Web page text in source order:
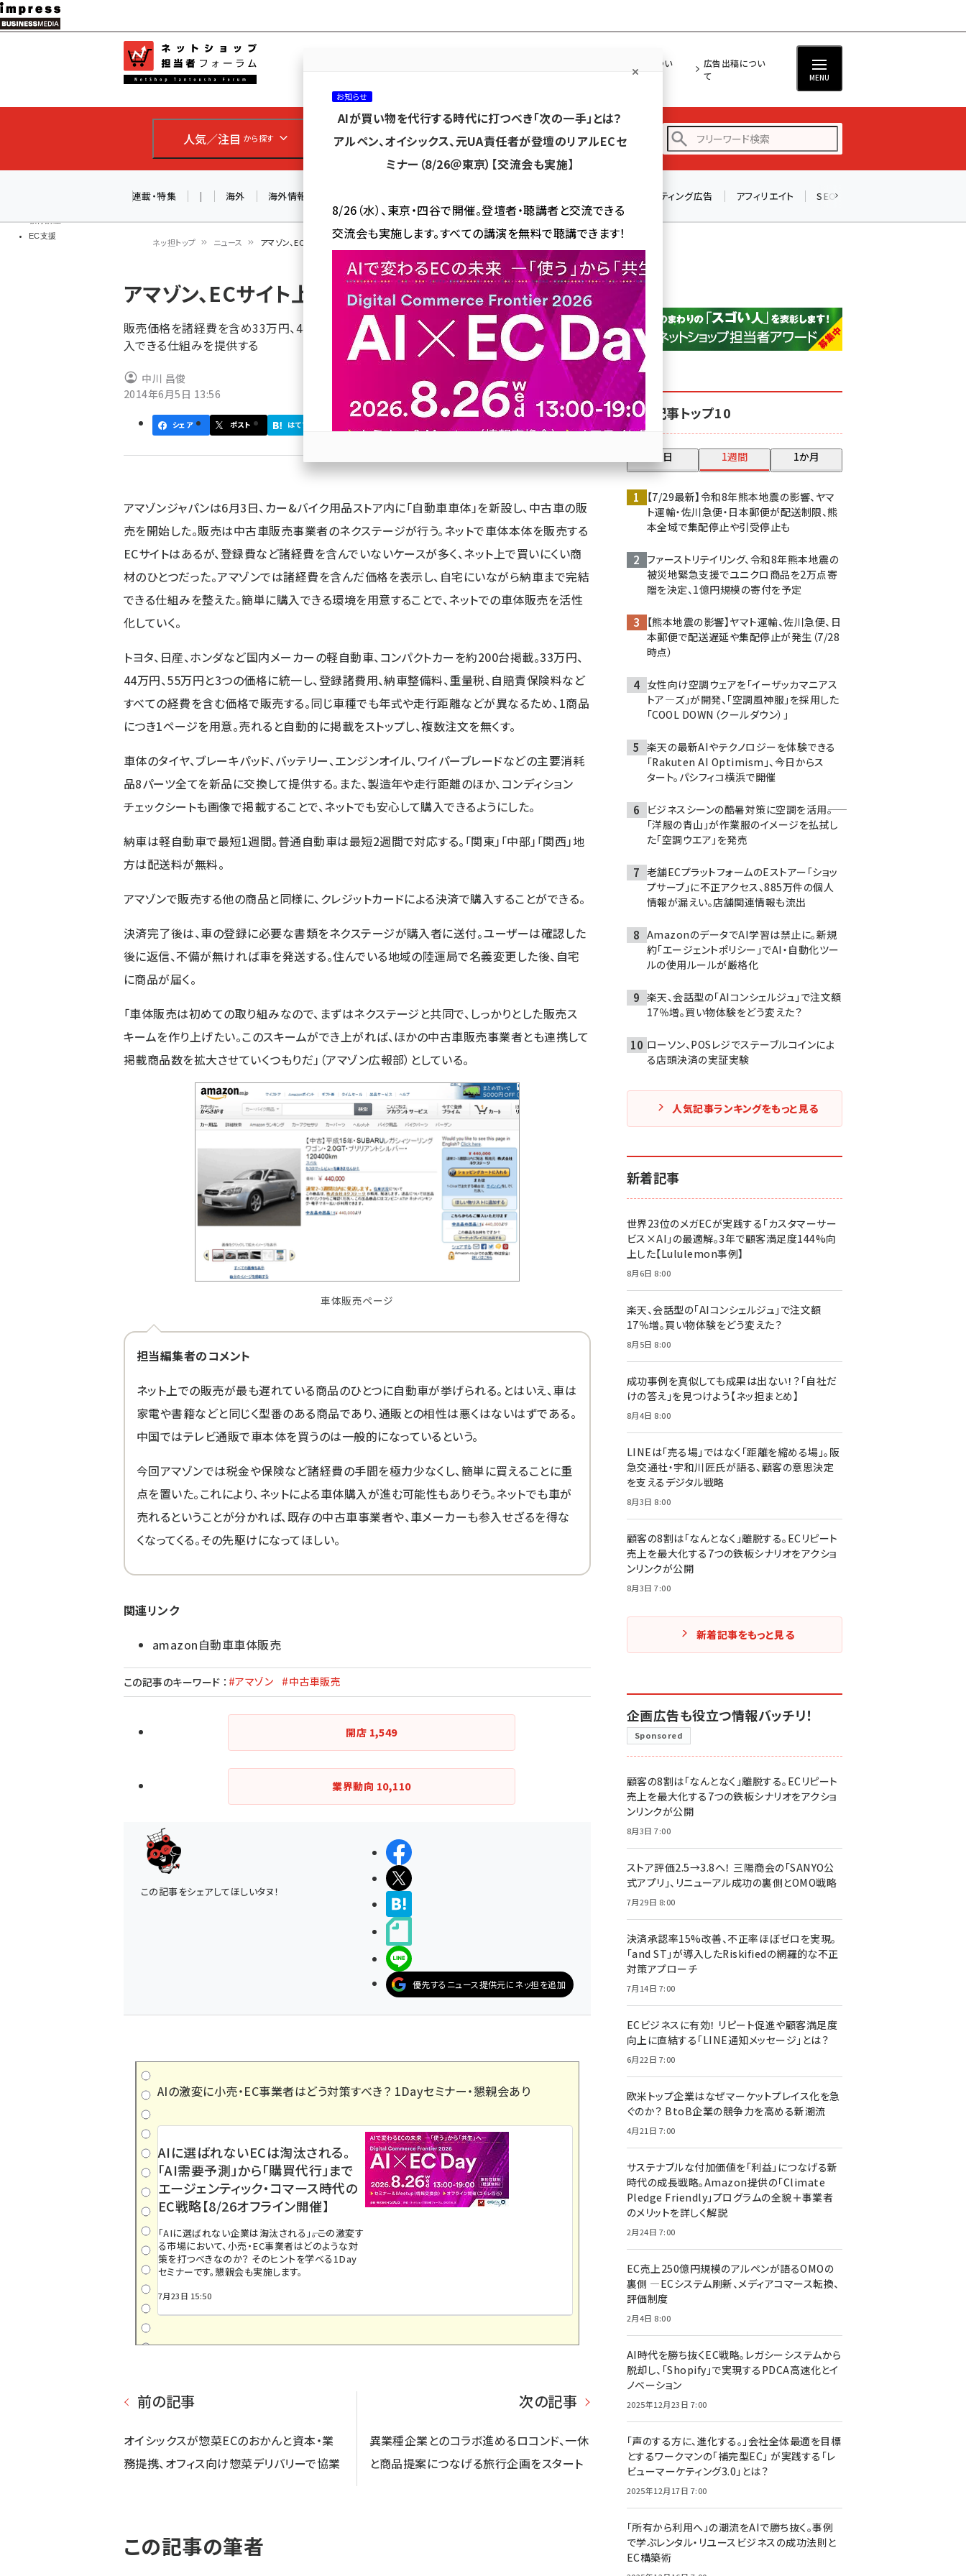
メ
イ
ン
ツ
移
教育講座
EC支援
ネッ担につい
広告出稿につい
て
MENU
人気／注目 から探す カテゴリ／種別 から探す セミナー／イベント から探す
アスクル (1119)
base (1071)
連載・特集 | 海外 海外情報 リスティング広告 アフィリエイト SEO
ン
く
ず
ネッ担トップ ニュース アマゾン、ECサイト上で中古車の販売を開始
アマゾン、ECサイト上で中古車の販売を開始
販売価格を諸経費を含め33万円、44万円、55万円の3つの金額に限定し、ネットでも簡単に購
入できる仕組みを提供する
中川 昌俊
2014年6月5日 13:56
シェア ポスト はてブ 優先するニュース提供元に追加
アマゾンジャパンは6月3日、カー&バイク用品ストア内に「自動車車体」を新設し、中古車の販
売を開始した。販売は中古車販売事業者のネクステージが行う。ネットで車体本体を販売する
ECサイトはあるが、登録費など諸経費を含んでいないケースが多く、ネット上で買いにくい商
材のひとつだった。アマゾンでは諸経費を含んだ価格を表示し、自宅にいながら納車まで完結
できる仕組みを整えた。簡単に購入できる環境を用意することで、ネットでの車体販売を活性
化していく。
トヨタ、日産、ホンダなど国内メーカーの軽自動車、コンパクトカーを約200台掲載。33万円、
44万円、55万円と3つの価格に統一し、登録諸費用、納車整備料、重量税、自賠責保険料など
すべての経費を含む価格で販売する。同じ車種でも年式や走行距離などが異なるため、1商品
につき1ページを用意。売れると自動的に掲載をストップし、複数注文を無くす。
車体のタイヤ、ブレーキパッド、バッテリー、エンジンオイル、ワイパーブレードなどの主要消耗
品8パーツ全てを新品に交換して提供する。また、製造年や走行距離のほか、コンディション
チェックシートも画像で掲載することで、ネットでも安心して購入できるようにした。
納車は軽自動車で最短1週間。普通自動車は最短2週間で対応する。「関東」「中部」「関西」地
方は配送料が無料。
アマゾンで販売する他の商品と同様に、クレジットカードによる決済で購入することができる。
決済完了後は、車の登録に必要な書類をネクステージが購入者に送付。ユーザーは確認した
後に返信、不備が無ければ車を発送する。住んでいる地域の陸運局で名義変更した後、自宅
に商品が届く。
「車体販売は初めての取り組みなので、まずはネクステージと共同で、しっかりとした販売ス
キームを作り上げたい。このスキームができ上がれば、ほかの中古車販売事業者とも連携して
掲載商品数を拡大させていくつもりだ」（アマゾン広報部）としている。
車体販売ページ
担当編集者のコメント
ネット上での販売が最も遅れている商品のひとつに自動車が挙げられる。とはいえ、車は
家電や書籍などと同じく型番のある商品であり、通販との相性は悪くはないはずである。
中国ではテレビ通販で車本体を買うのは一般的になっているという。
今回アマゾンでは税金や保険など諸経費の手間を極力少なくし、簡単に買えることに重
点を置いた。これにより、ネットによる車体購入が進む可能性もありそう。ネットでも車が
売れるということが分かれば、既存の中古車事業者や、車メーカーも参入せざるを得な
くなってくる。その先駆けになってほしい。
関連リンク
amazon自動車車体販売
この記事のキーワード ： #アマゾン #中古車販売
開店 1,549
業界動向 10,110
この記事をシェアしてほしいタヌ！
優先するニュース提供元にネッ担を追加
AIの激変に小売・EC事業者はどう対策すべき？ 1Dayセミナー・懇親会あり
AIに選ばれないECは淘汰される。
「AI需要予測」から「購買代行」まで
エージェンティック・コマース時代の
EC戦略【8/26オフライン開催】
「AIに選ばれない企業は淘汰される」――。この激変す
る市場において、小売・EC事業者はどのような対
策を打つべきなのか？ そのヒントを学べる1Day
セミナーです。懇親会も実施します。
7月23日 15:50
前の記事
オイシックスが惣菜ECのおかんと資本・業
務提携、オフィス向け惣菜デリバリーで協業
次の記事
異業種企業とのコラボ進めるロコンド、一休
と商品提案につなげる旅行企画をスタート
この記事の筆者
人気記事トップ10
昨日 1週間 1か月
【7/29最新】令和8年熊本地震の影響、ヤマ
ト運輸・佐川急便・日本郵便が配送制限、熊
本全域で集配停止や引受停止も
ファーストリテイリング、令和8年熊本地震の
被災地緊急支援でユニクロ商品を2万点寄
贈を決定、1億円規模の寄付を予定
【熊本地震の影響】ヤマト運輸、佐川急便、日
本郵便で配送遅延や集配停止が発生（7/28
時点）
女性向け空調ウェアを「イーザッカマニアス
トア―ズ」が開発、「空調風神服」を採用した
「COOL DOWN（クールダウン）」
楽天の最新AIやテクノロジーを体験できる
「Rakuten AI Optimism」、今日からス
タート。パシフィコ横浜で開催
ビジネスシーンの酷暑対策に空調を活用――。
「洋服の青山」が作業服のイメージを払拭し
た「空調ウエア」を発売
老舗ECプラットフォームのEストアー「ショッ
プサーブ」に不正アクセス、885万件の個人
情報が漏えい。店舗関連情報も流出
AmazonのデータでAI学習は禁止に。新規
約「エージェントポリシー」でAI・自動化ツー
ルの使用ルールが厳格化
楽天、会話型の「AIコンシェルジュ」で注文額
17％増。買い物体験をどう変えた？
ローソン、POSレジでステーブルコインによ
る店頭決済の実証実験
人気記事ランキングをもっと見る
新着記事
世界23位のメガECが実践する「カスタマーサー
ビス×AI」の最適解。3年で顧客満足度144%向
上した【Lululemon事例】
8月6日 8:00
楽天、会話型の「AIコンシェルジュ」で注文額
17％増。買い物体験をどう変えた？
8月5日 8:00
成功事例を真似しても成果は出ない！？「自社だ
けの答え」を見つけよう【ネッ担まとめ】
8月4日 8:00
LINEは「売る場」ではなく「距離を縮める場」。阪
急交通社・宇和川匠氏が語る、顧客の意思決定
を支えるデジタル戦略
8月3日 8:00
顧客の8割は「なんとなく」離脱する。ECリピート
売上を最大化する7つの鉄板シナリオをアクショ
ンリンクが公開
8月3日 7:00
新着記事をもっと見る
企画広告も役立つ情報バッチリ！
Sponsored
顧客の8割は「なんとなく」離脱する。ECリピート
売上を最大化する7つの鉄板シナリオをアクショ
ンリンクが公開
8月3日 7:00
ストア評価2.5→3.8へ！ 三陽商会の「SANYO公
式アプリ」、リニューアル成功の裏側とOMO戦略
7月29日 8:00
決済承認率15%改善、不正率ほぼゼロを実現。
「and ST」が導入したRiskifiedの網羅的な不正
対策アプローチ
7月14日 7:00
ECビジネスに有効！ リピート促進や顧客満足度
向上に直結する「LINE通知メッセージ」とは？
6月22日 7:00
欧米トップ企業はなぜマーケットプレイス化を急
ぐのか？ BtoB企業の競争力を高める新潮流
4月21日 7:00
サステナブルな付加価値を「利益」につなげる新
時代の成長戦略。Amazon提供の「Climate
Pledge Friendly」プログラムの全貌＋事業者
のメリットを詳しく解説
2月24日 7:00
EC売上250億円規模のアルペンが語るOMOの
裏側 ―ECシステム刷新、メディアコマース転換、
評価制度
2月4日 8:00
AI時代を勝ち抜くEC戦略。レガシーシステムから
脱却し、「Shopify」で実現するPDCA高速化とイ
ノベーション
2025年12月23日 7:00
「声のする方に、進化する。」会社全体最適を目標
とするワークマンの「補完型EC」 が実践する「レ
ビューマーケティング3.0」とは？
2025年12月17日 7:00
「所有から利用へ」の潮流をAIで勝ち抜く。事例
で学ぶレンタル・リユースビジネスの成功法則と
EC構築術
お知らせ
AIが買い物を代行する時代に打つべき「次の一手」とは？
アルペン、オイシックス、元UA責任者が登壇のリアルECセ
ミナー（8/26＠東京）【交流会も実施】
8/26（水）、東京・四谷で開催。登壇者・聴講者と交流できる
交流会も実施します。すべての講演を無料で聴講できます！